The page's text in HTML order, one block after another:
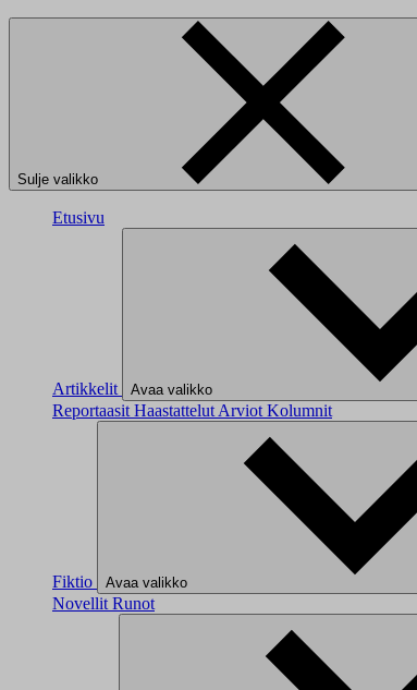
Sulje valikko
Etusivu
Artikkelit Avaa valikko
Reportaasit Haastattelut Arviot Kolumnit
Fiktio Avaa valikko
Novellit Runot